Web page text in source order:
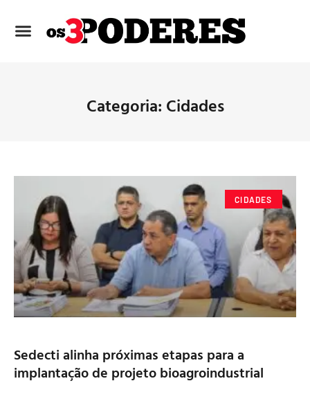
Categoria: Cidades
CIDADES
Sedecti alinha próximas etapas para a
implantação de projeto bioagroindustrial